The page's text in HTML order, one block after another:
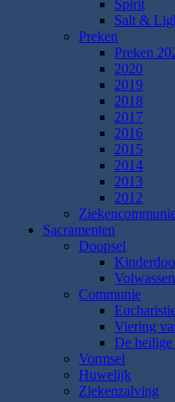
Spirit
Salt &
Preken
Preken
2020
2019
2018
2017
2016
2015
2014
2013
2012
Sacramenten
Doopsel
Communie
Viering
De
Vormsel
Huwelijk
Ziekenzalving